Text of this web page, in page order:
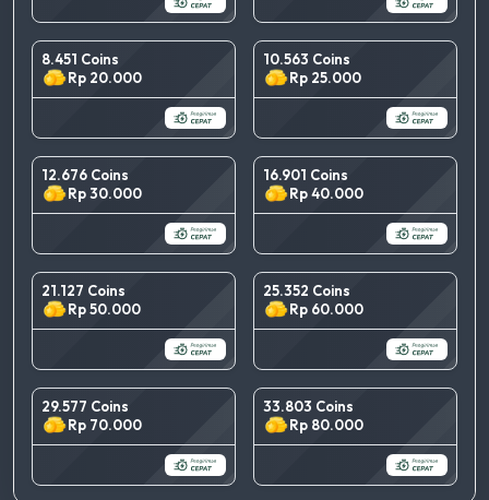
8.451 Coins
Rp 20.000
10.563 Coins
Rp 25.000
12.676 Coins
Rp 30.000
16.901 Coins
Rp 40.000
21.127 Coins
Rp 50.000
25.352 Coins
Rp 60.000
29.577 Coins
Rp 70.000
33.803 Coins
Rp 80.000